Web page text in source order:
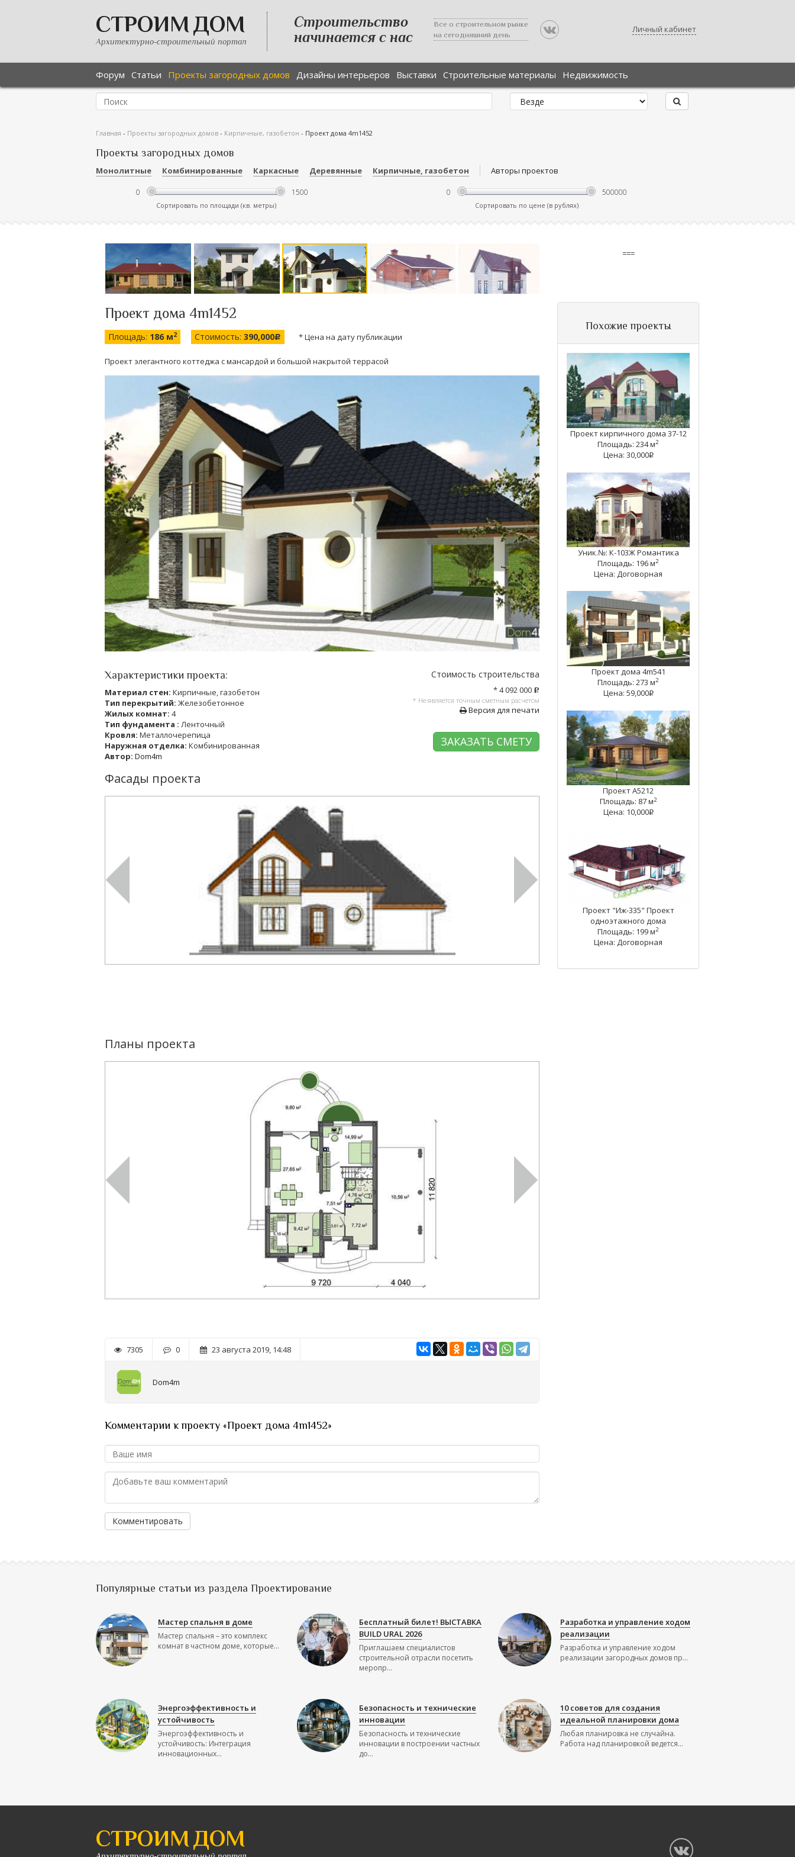
СТРОИМ ДОМ
Архитектурно-строительный портал
Строительство
начинается с нас
Все о строительном рынке
на сегодняшний день
Личный кабинет
Форум Статьи Проекты загородных домов Дизайны интерьеров Выставки Строительные материалы Недвижимость
Главная - Проекты загородных домов - Кирпичные, газобетон - Проект дома 4m1452
Проекты загородных домов
Монолитные Комбинированные Каркасные Деревянные Кирпичные, газобетон Авторы проектов
Сортировать по площади (кв. метры) Сортировать по цене (в рублях)
Проект дома 4m1452
Площадь: 186 м2 Стоимость: 390,000c * Цена на дату публикации
Проект элегантного коттеджа с мансардой и большой накрытой террасой
Характеристики проекта:
Материал стен: Кирпичные, газобетон
Тип перекрытий: Железобетонное
Жилых комнат: 4
Тип фундамента : Ленточный
Кровля: Металлочерепица
Наружная отделка: Комбинированная
Автор: Dom4m
Стоимость строительства
* 4 092 000 c
* Не является точным сметным расчетом
Версия для печати
ЗАКАЗАТЬ СМЕТУ
Фасады проекта
Планы проекта
7305 0 23 августа 2019, 14:48
Dom4m
Комментарии к проекту «Проект дома 4m1452»
Комментировать
===
Похожие проекты
Проект кирпичного дома 37-12
Площадь: 234 м2
Цена: 30,000q
Уник.№: К-103Ж Романтика
Площадь: 196 м2
Цена: Договорная
Проект дома 4m541
Площадь: 273 м2
Цена: 59,000q
Проект А5212
Площадь: 87 м2
Цена: 10,000q
Проект "Иж-335" Проект
одноэтажного дома
Площадь: 199 м2
Цена: Договорная
Популярные статьи из раздела Проектирование
Мастер спальня в доме
Мастер спальня – это комплекс
комнат в частном доме, которые...
Бесплатный билет! ВЫСТАВКА
BUILD URAL 2026
Приглашаем специалистов
строительной отрасли посетить
меропр...
Разработка и управление ходом
реализации
Разработка и управление ходом
реализации загородных домов пр...
Энергоэффективность и
устойчивость
Энергоэффективность и
устойчивость: Интеграция
инновационных...
Безопасность и технические
инновации
Безопасность и технические
инновации в построении частных
до...
10 советов для создания
идеальной планировки дома
Любая планировка не случайна.
Работа над планировкой ведется...
СТРОИМ ДОМ